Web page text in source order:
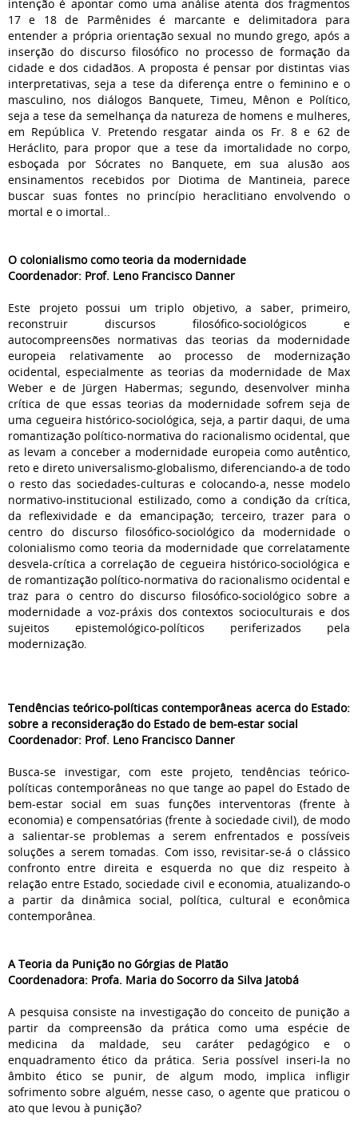
intenção é apontar como uma análise atenta dos fragmentos
17 e 18 de Parmênides é marcante e delimitadora para
entender a própria orientação sexual no mundo grego, após a
inserção do discurso filosófico no processo de formação da
cidade e dos cidadãos. A proposta é pensar por distintas vias
interpretativas, seja a tese da diferença entre o feminino e o
masculino, nos diálogos Banquete, Timeu, Mênon e Político,
seja a tese da semelhança da natureza de homens e mulheres,
em República V. Pretendo resgatar ainda os Fr. 8 e 62 de
Heráclito, para propor que a tese da imortalidade no corpo,
esboçada por Sócrates no Banquete, em sua alusão aos
ensinamentos recebidos por Diotima de Mantineia, parece
buscar suas fontes no princípio heraclitiano envolvendo o
mortal e o imortal..
O colonialismo como teoria da modernidade
Coordenador: Prof. Leno Francisco Danner
Este projeto possui um triplo objetivo, a saber, primeiro,
reconstruir discursos filosófico-sociológicos e
autocompreensões normativas das teorias da modernidade
europeia relativamente ao processo de modernização
ocidental, especialmente as teorias da modernidade de Max
Weber e de Jürgen Habermas; segundo, desenvolver minha
crítica de que essas teorias da modernidade sofrem seja de
uma cegueira histórico-sociológica, seja, a partir daqui, de uma
romantização político-normativa do racionalismo ocidental, que
as levam a conceber a modernidade europeia como autêntico,
reto e direto universalismo-globalismo, diferenciando-a de todo
o resto das sociedades-culturas e colocando-a, nesse modelo
normativo-institucional estilizado, como a condição da crítica,
da reflexividade e da emancipação; terceiro, trazer para o
centro do discurso filosófico-sociológico da modernidade o
colonialismo como teoria da modernidade que correlatamente
desvela-crítica a correlação de cegueira histórico-sociológica e
de romantização político-normativa do racionalismo ocidental e
traz para o centro do discurso filosófico-sociológico sobre a
modernidade a voz-práxis dos contextos socioculturais e dos
sujeitos epistemológico-políticos periferizados pela
modernização.
Tendências teórico-políticas contemporâneas acerca do Estado:
sobre a reconsideração do Estado de bem-estar social
Coordenador: Prof. Leno Francisco Danner
Busca-se investigar, com este projeto, tendências teórico-
políticas contemporâneas no que tange ao papel do Estado de
bem-estar social em suas funções interventoras (frente à
economia) e compensatórias (frente à sociedade civil), de modo
a salientar-se problemas a serem enfrentados e possíveis
soluções a serem tomadas. Com isso, revisitar-se-á o clássico
confronto entre direita e esquerda no que diz respeito à
relação entre Estado, sociedade civil e economia, atualizando-o
a partir da dinâmica social, política, cultural e econômica
contemporânea.
A Teoria da Punição no Górgias de Platão
Coordenadora: Profa. Maria do Socorro da Silva Jatobá
A pesquisa consiste na investigação do conceito de punição a
partir da compreensão da prática como uma espécie de
medicina da maldade, seu caráter pedagógico e o
enquadramento ético da prática. Seria possível inseri-la no
âmbito ético se punir, de algum modo, implica infligir
sofrimento sobre alguém, nesse caso, o agente que praticou o
ato que levou à punição?